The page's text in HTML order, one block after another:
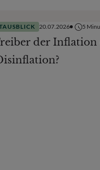
20.07.2026 5
der Inflation